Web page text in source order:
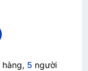
5 người